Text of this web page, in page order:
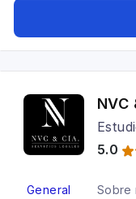
5.0
General Sobre